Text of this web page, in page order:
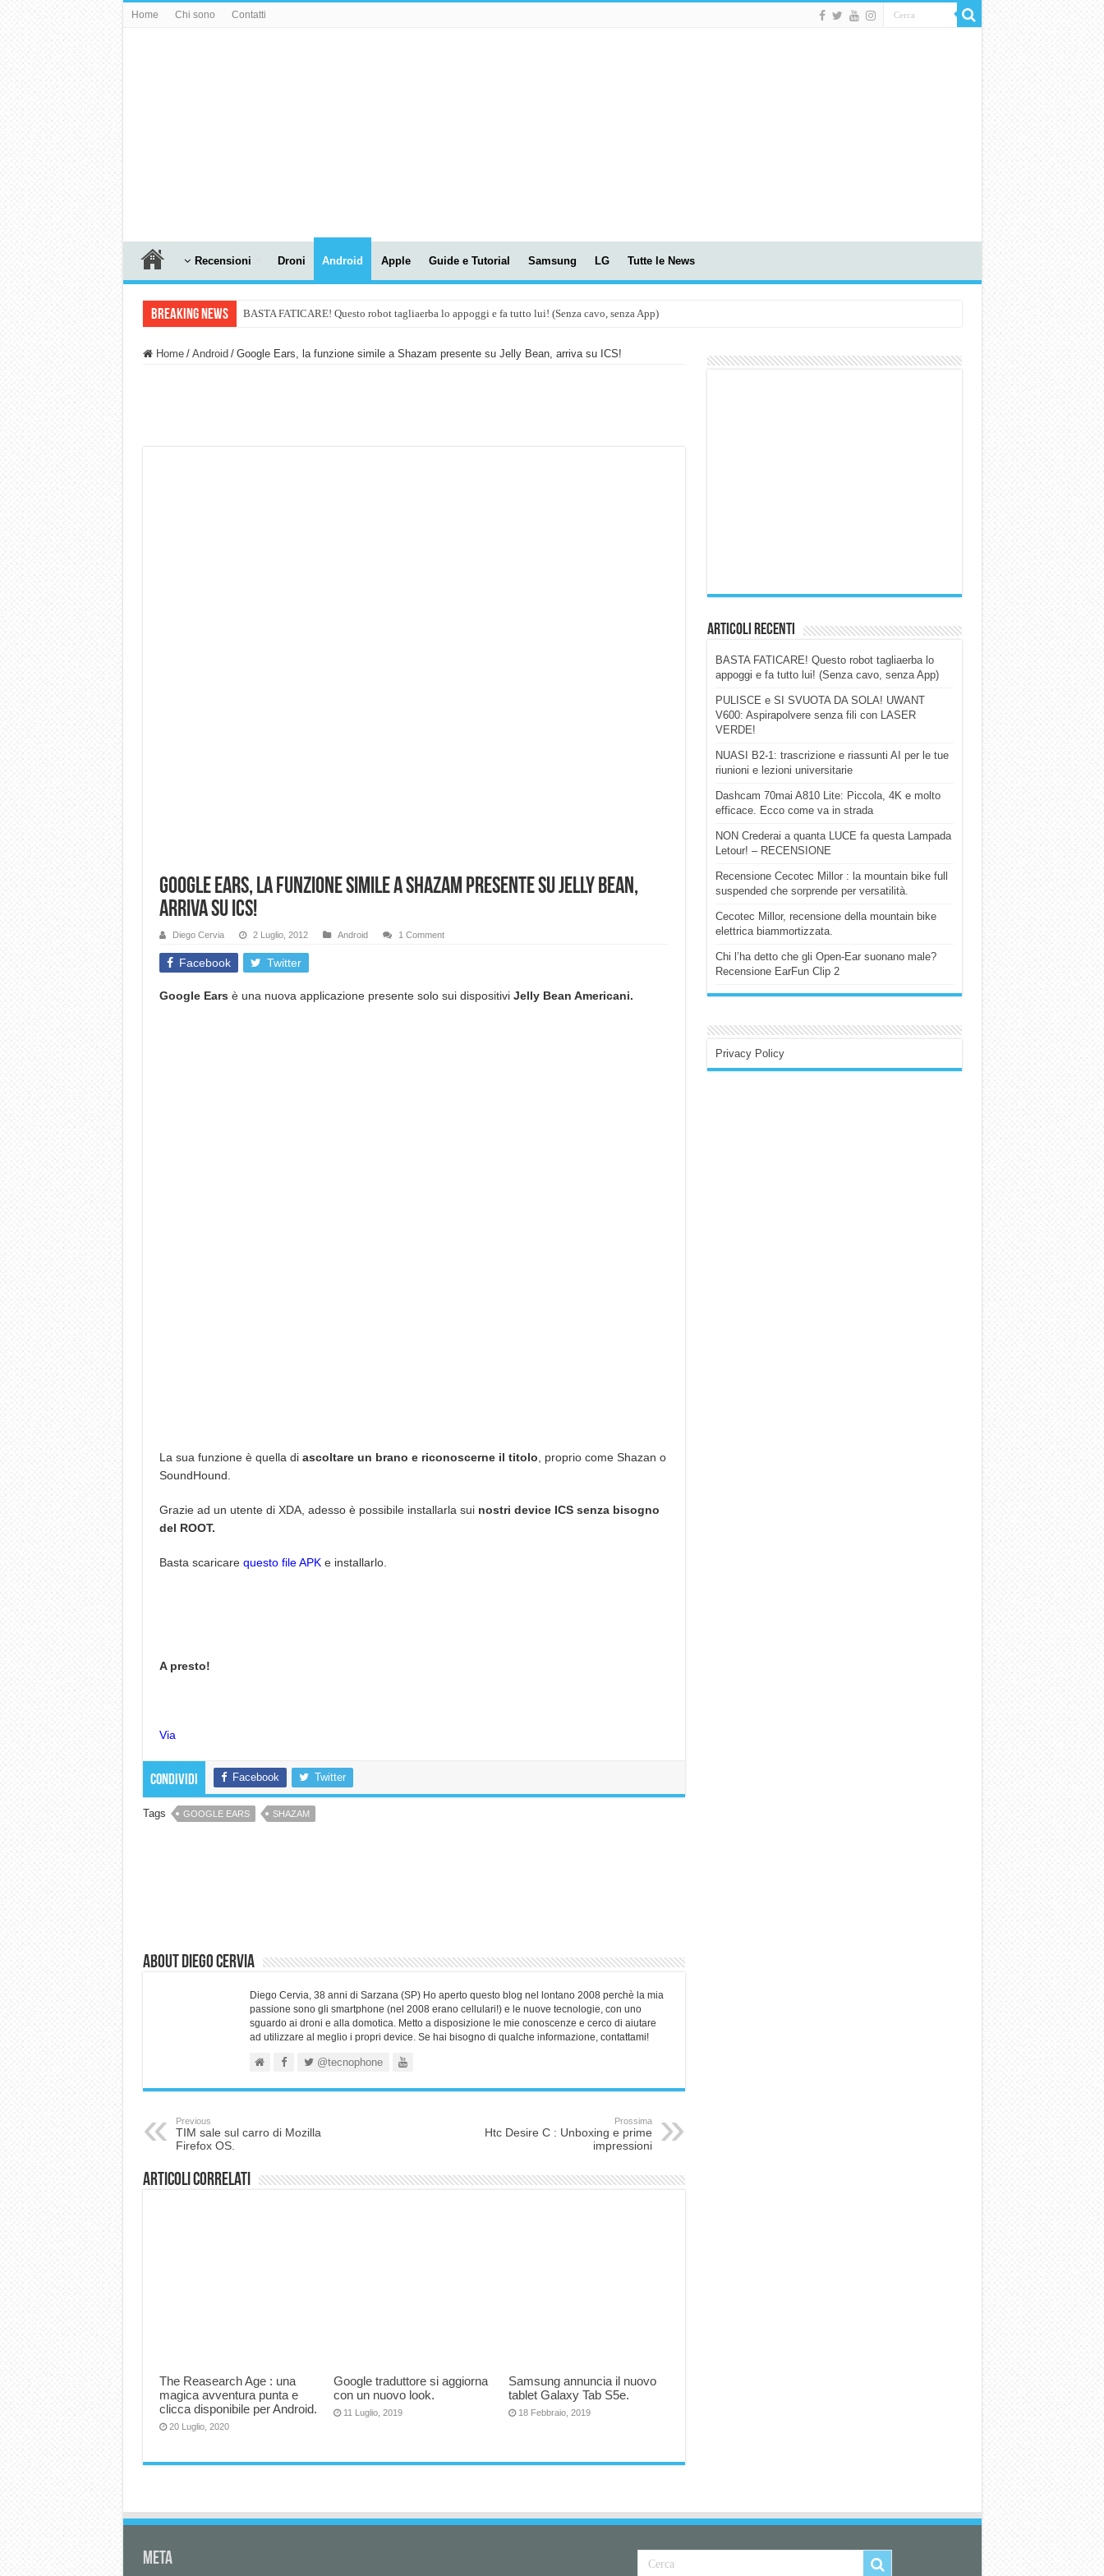
Home Chi sono Contatti
Recensioni Droni Android Apple Guide e Tutorial Samsung LG Tutte le News
Breaking News BASTA FATICARE! Questo robot tagliaerba lo appoggi e fa tutto lui! (Senza cavo, senza App)
Home / Android / Google Ears, la funzione simile a Shazam presente su Jelly Bean, arriva su ICS!
Google Ears, la funzione simile a Shazam presente su Jelly Bean,
arriva su ICS!
Diego Cervia 2 Luglio, 2012 Android 1 Comment
Facebook Twitter
Google Ears è una nuova applicazione presente solo sui dispositivi Jelly Bean Americani.
La sua funzione è quella di ascoltare un brano e riconoscerne il titolo , proprio come Shazan o
SoundHound.
Grazie ad un utente di XDA, adesso è possibile installarla sui nostri device ICS senza bisogno
del ROOT.
Basta scaricare questo file APKe installarlo.
A presto!
Via
Condividi Facebook Twitter
Tags GOOGLE EARS SHAZAM
About Diego Cervia
Diego Cervia, 38 anni di Sarzana (SP) Ho aperto questo blog nel lontano 2008 perchè la mia
passione sono gli smartphone (nel 2008 erano cellulari!) e le nuove tecnologie, con uno
sguardo ai droni e alla domotica. Metto a disposizione le mie conoscenze e cerco di aiutare
ad utilizzare al meglio i propri device. Se hai bisogno di qualche informazione, contattami!
@tecnophone
Previous
TIM sale sul carro di Mozilla
Firefox OS.
Prossima
Htc Desire C : Unboxing e prime
impressioni
Articoli correlati
The Reasearch Age : una
magica avventura punta e
clicca disponibile per Android.
20 Luglio, 2020
Google traduttore si aggiorna
con un nuovo look.
11 Luglio, 2019
Samsung annuncia il nuovo
tablet Galaxy Tab S5e.
18 Febbraio, 2019
Articoli Recenti
BASTA FATICARE! Questo robot tagliaerba lo
appoggi e fa tutto lui! (Senza cavo, senza App)
PULISCE e SI SVUOTA DA SOLA! UWANT
V600: Aspirapolvere senza fili con LASER
VERDE!
NUASI B2-1: trascrizione e riassunti AI per le tue
riunioni e lezioni universitarie
Dashcam 70mai A810 Lite: Piccola, 4K e molto
efficace. Ecco come va in strada
NON Crederai a quanta LUCE fa questa Lampada
Letour! – RECENSIONE
Recensione Cecotec Millor : la mountain bike full
suspended che sorprende per versatilità.
Cecotec Millor, recensione della mountain bike
elettrica biammortizzata.
Chi l’ha detto che gli Open-Ear suonano male?
Recensione EarFun Clip 2
Privacy Policy
Meta